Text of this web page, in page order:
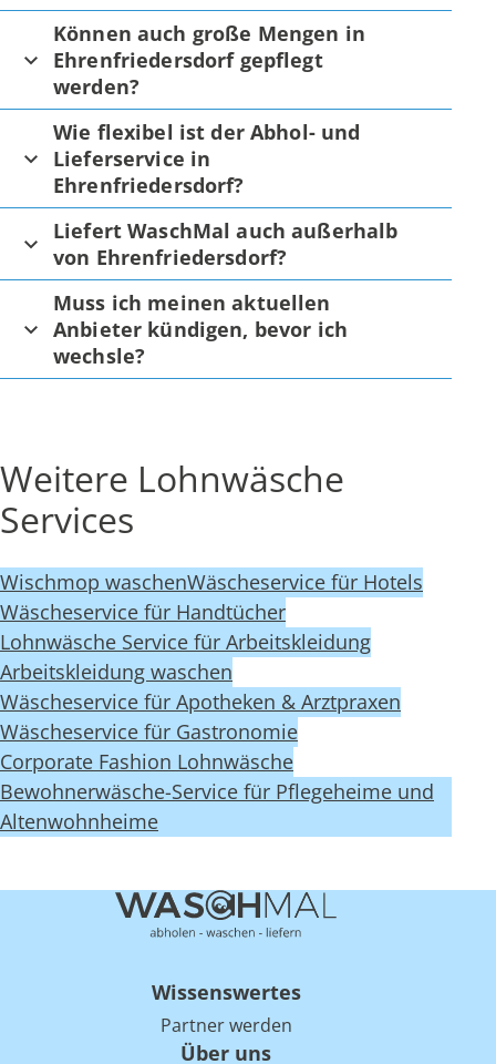
Können auch große Mengen in
Ehrenfriedersdorf gepflegt
werden?
Wie flexibel ist der Abhol- und
Lieferservice in
Ehrenfriedersdorf?
Liefert WaschMal auch außerhalb
von Ehrenfriedersdorf?
Muss ich meinen aktuellen
Anbieter kündigen, bevor ich
wechsle?
Weitere Lohnwäsche
Services
Wischmop waschenWäscheservice für Hotels
Wäscheservice für Handtücher
Lohnwäsche Service für Arbeitskleidung
Arbeitskleidung waschen
Wäscheservice für Apotheken & Arztpraxen
Wäscheservice für Gastronomie
Corporate Fashion Lohnwäsche
Bewohnerwäsche-Service für Pflegeheime und
Altenwohnheime
Wissenswertes
Partner werden
Über uns